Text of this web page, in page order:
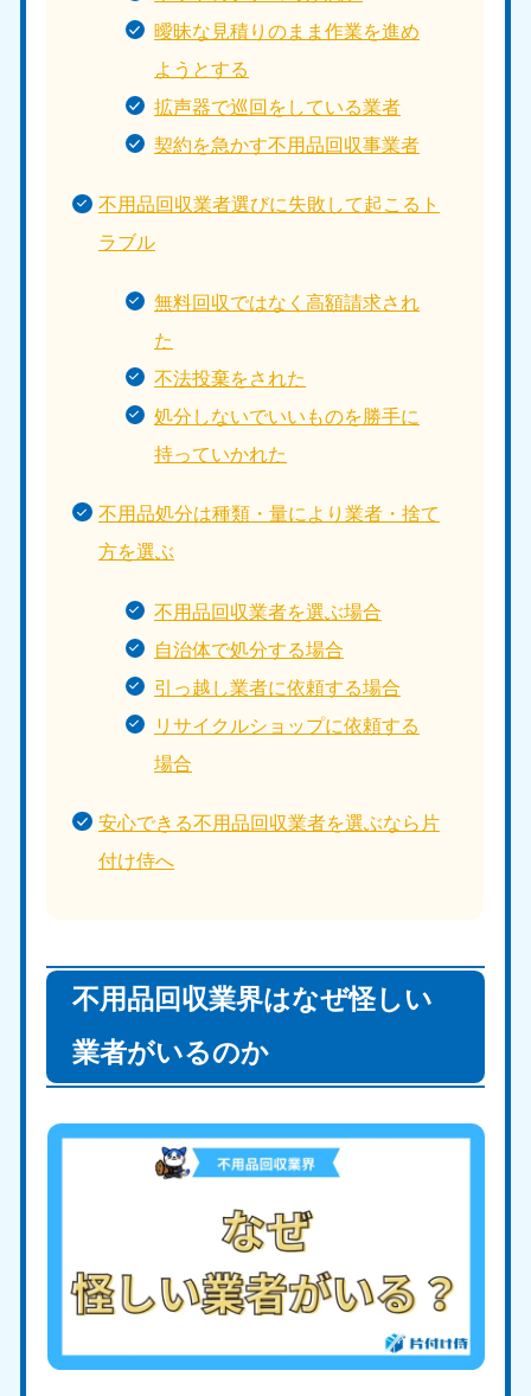
曖昧な見積りのまま作業を進め
ようとする
拡声器で巡回をしている業者
契約を急かす不用品回収事業者
不用品回収業者選びに失敗して起こるト
ラブル
無料回収ではなく高額請求され
た
不法投棄をされた
処分しないでいいものを勝手に
持っていかれた
不用品処分は種類・量により業者・捨て
方を選ぶ
不用品回収業者を選ぶ場合
自治体で処分する場合
引っ越し業者に依頼する場合
リサイクルショップに依頼する
場合
安心できる不用品回収業者を選ぶなら片
付け侍へ
不用品回収業界はなぜ怪しい
業者がいるのか